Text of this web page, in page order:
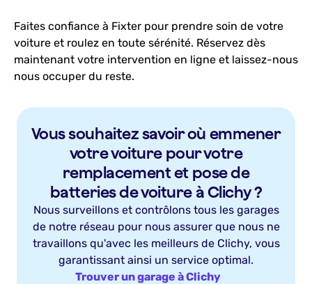
Faites confiance à Fixter pour prendre soin de votre
voiture et roulez en toute sérénité. Réservez dès
maintenant votre intervention en ligne et laissez-nous
nous occuper du reste.
Vous souhaitez savoir où emmener
votre voiture pour votre
remplacement et pose de
batteries de voiture à Clichy ?
Nous surveillons et contrôlons tous les garages
de notre réseau pour nous assurer que nous ne
travaillons qu'avec les meilleurs de Clichy, vous
garantissant ainsi un service optimal.
Trouver un garage à Clichy